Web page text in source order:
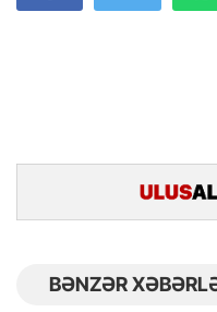
BƏNZƏR